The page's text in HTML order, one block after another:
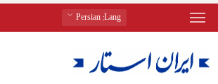
Lang
: Persian